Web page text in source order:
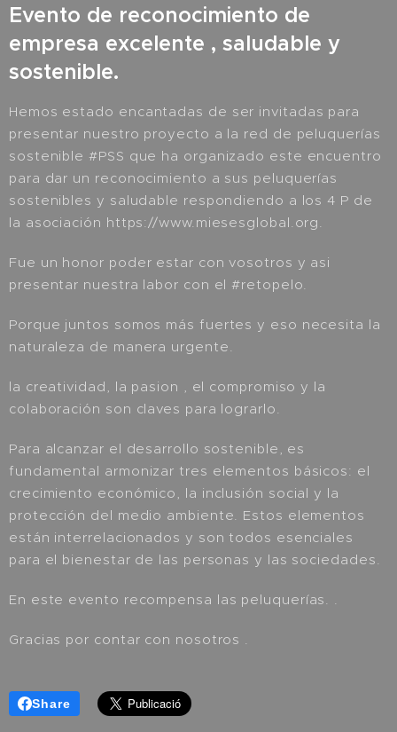
Evento de reconocimiento de
empresa excelente , saludable y
sostenible.
Hemos estado encantadas de ser invitadas para
presentar nuestro proyecto a la red de peluquerías
sostenible #PSS que ha organizado este encuentro
para dar un reconocimiento a sus peluquerías
sostenibles y saludable respondiendo a los 4 P de
la asociación https://www.miesesglobal.org.
Fue un honor poder estar con vosotros y asi
presentar nuestra labor con el #retopelo.
Porque juntos somos más fuertes y eso necesita la
naturaleza de manera urgente.
la creatividad, la pasion , el compromiso y la
colaboración son claves para lograrlo.
Para alcanzar el desarrollo sostenible, es
fundamental armonizar tres elementos básicos: el
crecimiento económico, la inclusión social y la
protección del medio ambiente. Estos elementos
están interrelacionados y son todos esenciales
para el bienestar de las personas y las sociedades.
En este evento recompensa las peluquerías. .
Gracias por contar con nosotros .
Share